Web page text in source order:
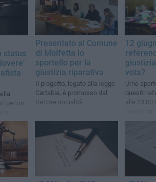
status
per un
Presentato al Comune
di Molfetta lo
sportello per la
giustizia riparativa
Il progetto, legato alla legge
Cartabia, è promosso dal
Settore socialità
12
vota?
Urne
quesiti
alle 23:00